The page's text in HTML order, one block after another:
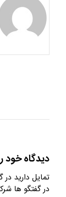
دیدگاه خود
تمایل دارید
در گفتگو ها